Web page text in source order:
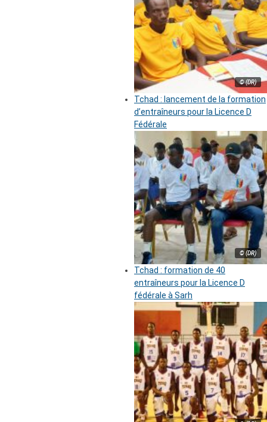
© (DR)
Tchad : lancement de la formation
d’entraîneurs pour la Licence D
Fédérale
© (DR)
Tchad : formation de 40
entraîneurs pour la Licence D
fédérale à Sarh